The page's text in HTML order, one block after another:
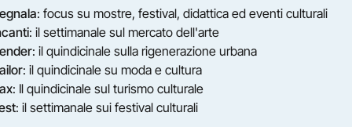
da lunedì a venerdì ore 10.30-12.30 e
domenica e festivi, aperto 3-4 maggio ore
tel. 0522 1970864,info@csart.it,
a Firenze, dove vive e lavora. Dopo il Corso
Studio Marangoni, avvia una ricerca
: focus su mostre, festival, didattica ed eventi culturali
: il settimanale sul mercato dell'arte
: il quindicinale sulla rigenerazione urbana
: il quindicinale su moda e cultura
: Il quindicinale sul turismo culturale
: il settimanale sui festival culturali